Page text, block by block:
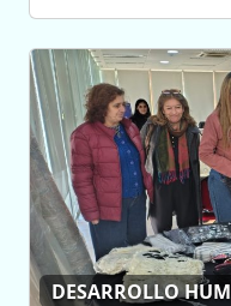
DESARROLLO